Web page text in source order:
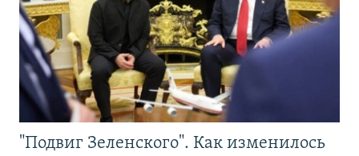
"Подвиг Зеленского". Как изменилось